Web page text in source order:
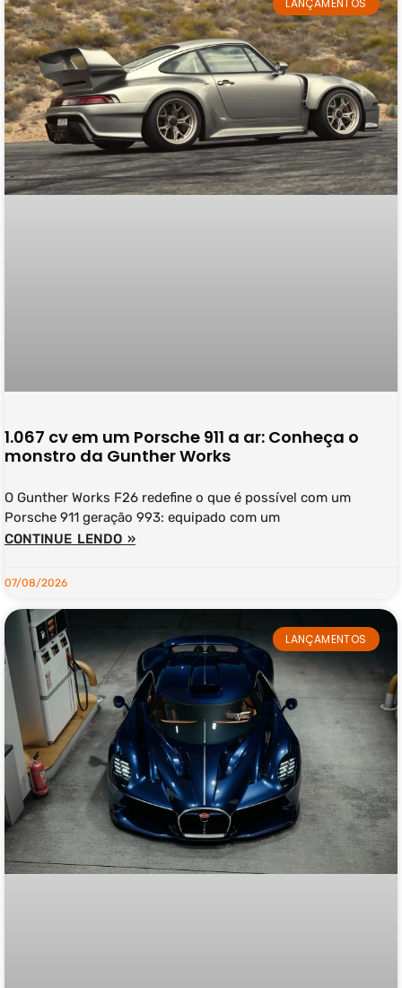
1.067 cv em um Porsche 911 a ar: Conheça o
monstro da Gunther Works
O Gunther Works F26 redefine o que é possível com um
Porsche 911 geração 993: equipado com um
CONTINUE LENDO »
07/08/2026
LANÇAMENTOS